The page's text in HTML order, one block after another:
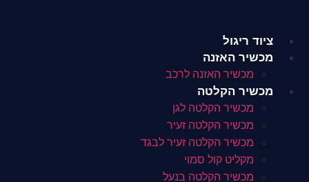
ציוד ריגול
מכשיר האזנה
מכשיר האזנה לרכב
מכשיר הקלטה
מכשיר הקלטה לגן
מכשיר הקלטה זעיר
מכשיר הקלטה זעיר לבגד
מקליט קול סמוי
מכשיר הקלטה בנעל